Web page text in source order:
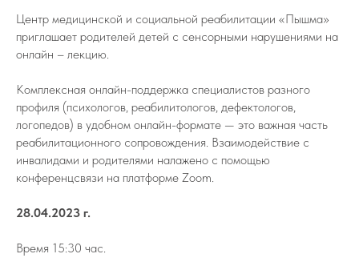
Центр медицинской и социальной реабилитации «Пышма»
приглашает родителей детей с сенсорными нарушениями на
онлайн – лекцию.
Комплексная онлайн-поддержка специалистов разного
профиля (психологов, реабилитологов, дефектологов,
логопедов) в удобном онлайн-формате — это важная часть
реабилитационного сопровождения. Взаимодействие с
инвалидами и родителями налажено с помощью
конференцсвязи на платформе Zoom.
28.04.2023 г.
Время 15:30 час.